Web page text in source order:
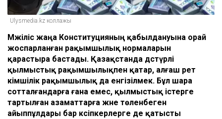
Ulysmedia.kz коллажы
Мәжіліс жаңа Конституцияның қабылдануына орай
жоспарланған рақымшылық нормаларын
қарастыра бастады. Қазақстанда дәстүрлі
қылмыстық рақымшылықпен қатар, алғаш рет
әкімшілік рақымшылық да енгізілмек. Бұл шара
сотталғандарға ғана емес, қылмыстық істерге
тартылған азаматтарға және төленбеген
айыппұлдары бар кәсіпкерлерге де қатысты